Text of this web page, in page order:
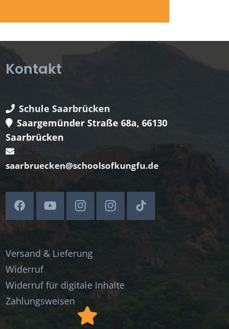
Kontakt
Schule Saarbrücken
Saargemünder Straße 68a, 66130
Saarbrücken
saarbruecken@schoolsofkungfu.de
Versand & Lieferung
Widerruf
Widerruf für digitale Inhalte
Zahlungsweisen